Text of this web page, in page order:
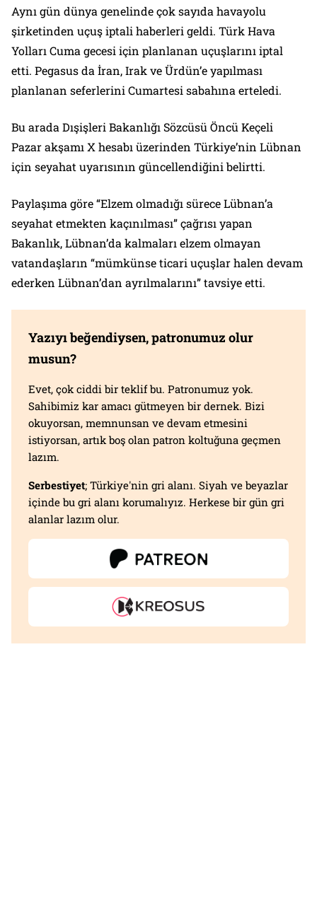
Aynı gün dünya genelinde çok sayıda havayolu
şirketinden uçuş iptali haberleri geldi. Türk Hava
Yolları Cuma gecesi için planlanan uçuşlarını iptal
etti. Pegasus da İran, Irak ve Ürdün’e yapılması
planlanan seferlerini Cumartesi sabahına erteledi.
Bu arada Dışişleri Bakanlığı Sözcüsü Öncü Keçeli
Pazar akşamı X hesabı üzerinden Türkiye’nin Lübnan
için seyahat uyarısının güncellendiğini belirtti.
Paylaşıma göre “Elzem olmadığı sürece Lübnan’a
seyahat etmekten kaçınılması” çağrısı yapan
Bakanlık, Lübnan’da kalmaları elzem olmayan
vatandaşların “mümkünse ticari uçuşlar halen devam
ederken Lübnan’dan ayrılmalarını” tavsiye etti.
Yazıyı beğendiysen, patronumuz olur
musun?
Evet, çok ciddi bir teklif bu. Patronumuz yok.
Sahibimiz kar amacı gütmeyen bir dernek. Bizi
okuyorsan, memnunsan ve devam etmesini
istiyorsan, artık boş olan patron koltuğuna geçmen
lazım.
Serbestiyet; Türkiye'nin gri alanı. Siyah ve beyazlar
içinde bu gri alanı korumalıyız. Herkese bir gün gri
alanlar lazım olur.